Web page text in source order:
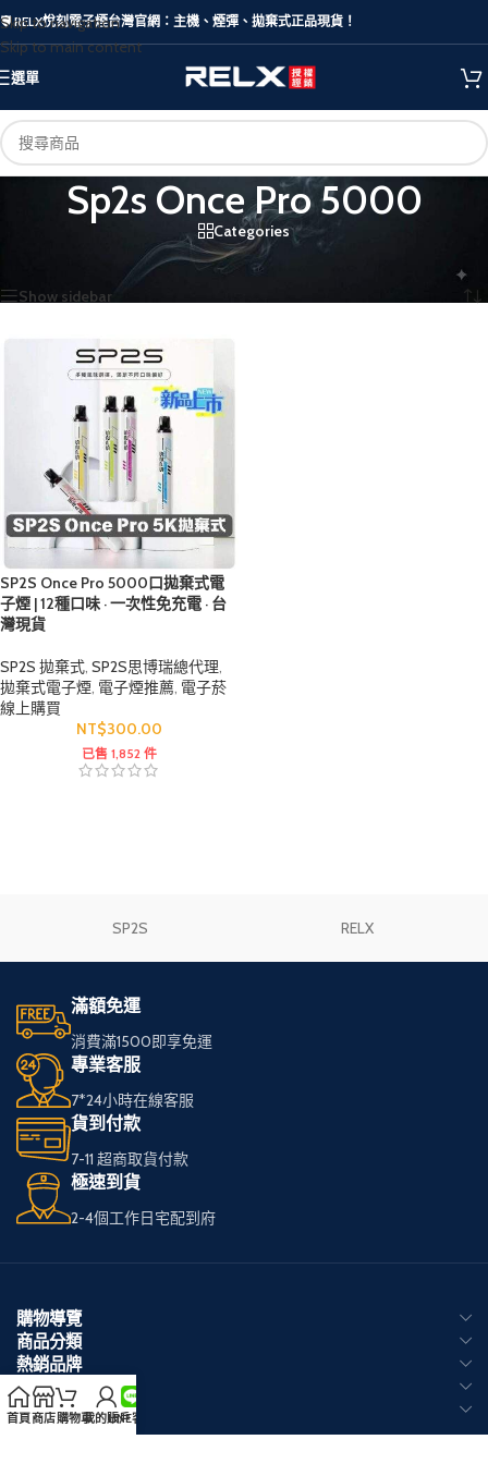
Skip to navigation
Skip to main content
🛡️ RELX悅刻電子煙台灣官網：主機、煙彈、拋棄式正品現貨！
選單
Sp2s Once Pro 5000
Categories
商品標籤為 “Sp2s Once Pro 5000”
Show sidebar
SP2S Once Pro 5000口拋棄式電
子煙 | 12種口味 · 一次性免充電 · 台
灣現貨
SP2S 拋棄式, SP2S思博瑞總代理,
拋棄式電子煙, 電子煙推薦, 電子菸
線上購買
NT$300.00
已售 1,852 件
SP2S RELX
滿額免運
消費滿1500即享免運
專業客服
7*24小時在線客服
貨到付款
7-11 超商取貨付款
極速到貨
2-4個工作日宅配到府
購物導覽
商品分類
熱銷品牌
客戶服務
官方 LINE 客服
首頁商店購物車我的賬戶
LINE客服